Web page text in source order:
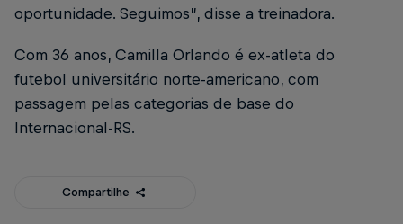
oportunidade. Seguimos”, disse a treinadora.
Com 36 anos, Camilla Orlando é ex-atleta do
futebol universitário norte-americano, com
passagem pelas categorias de base do
Internacional-RS.
Compartilhe